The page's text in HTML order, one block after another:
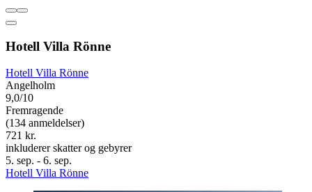
Hotell Villa Rönne
Hotell Villa Rönne
Angelholm
9,0/10
Fremragende
(134 anmeldelser)
721 kr.
inkluderer skatter og gebyrer
5. sep. - 6. sep.
Hotell Villa Rönne